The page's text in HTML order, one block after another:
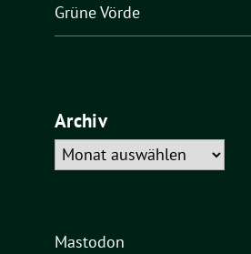
Grüne Vörde
Archiv
Archiv
Mastodon